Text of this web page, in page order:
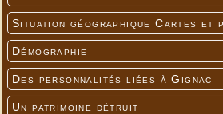
Situation géographique Cartes et
Démographie
Des personnalités liées à Gignac
Un patrimoine détruit